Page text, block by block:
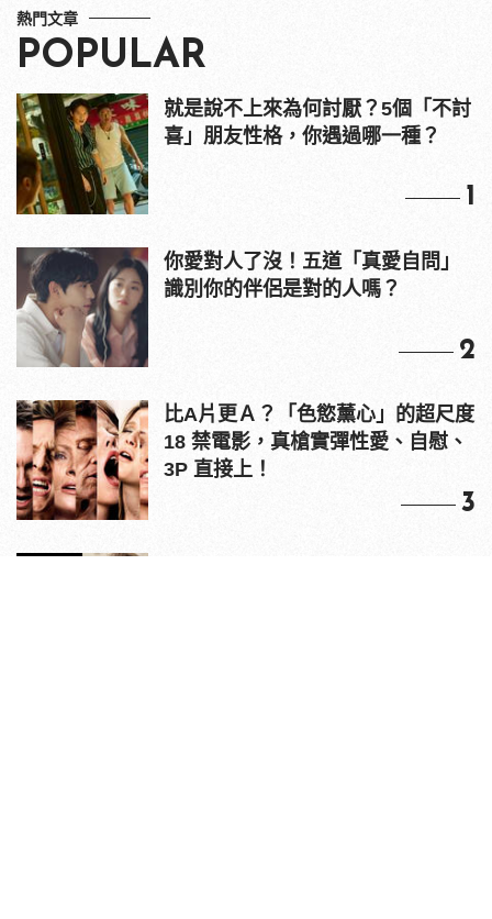
熱門文章
POPULAR
就是說不上來為何討厭？5個「不討
喜」朋友性格，你遇過哪一種？
1
你愛對人了沒！五道「真愛自問」
識別你的伴侶是對的人嗎？
2
比A片更Ａ？「色慾薰心」的超尺度
18 禁電影，真槍實彈性愛、自慰、
3P 直接上！
3